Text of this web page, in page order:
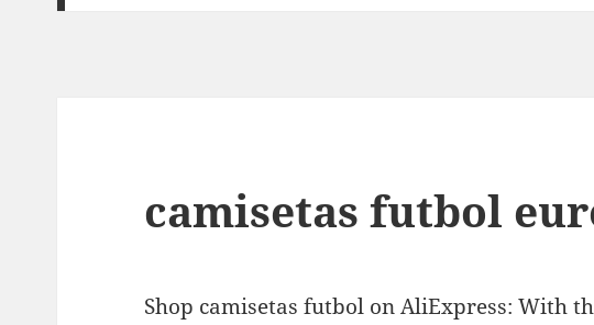
camisetas futbol
Shop camisetas futbol on AliExpress: With